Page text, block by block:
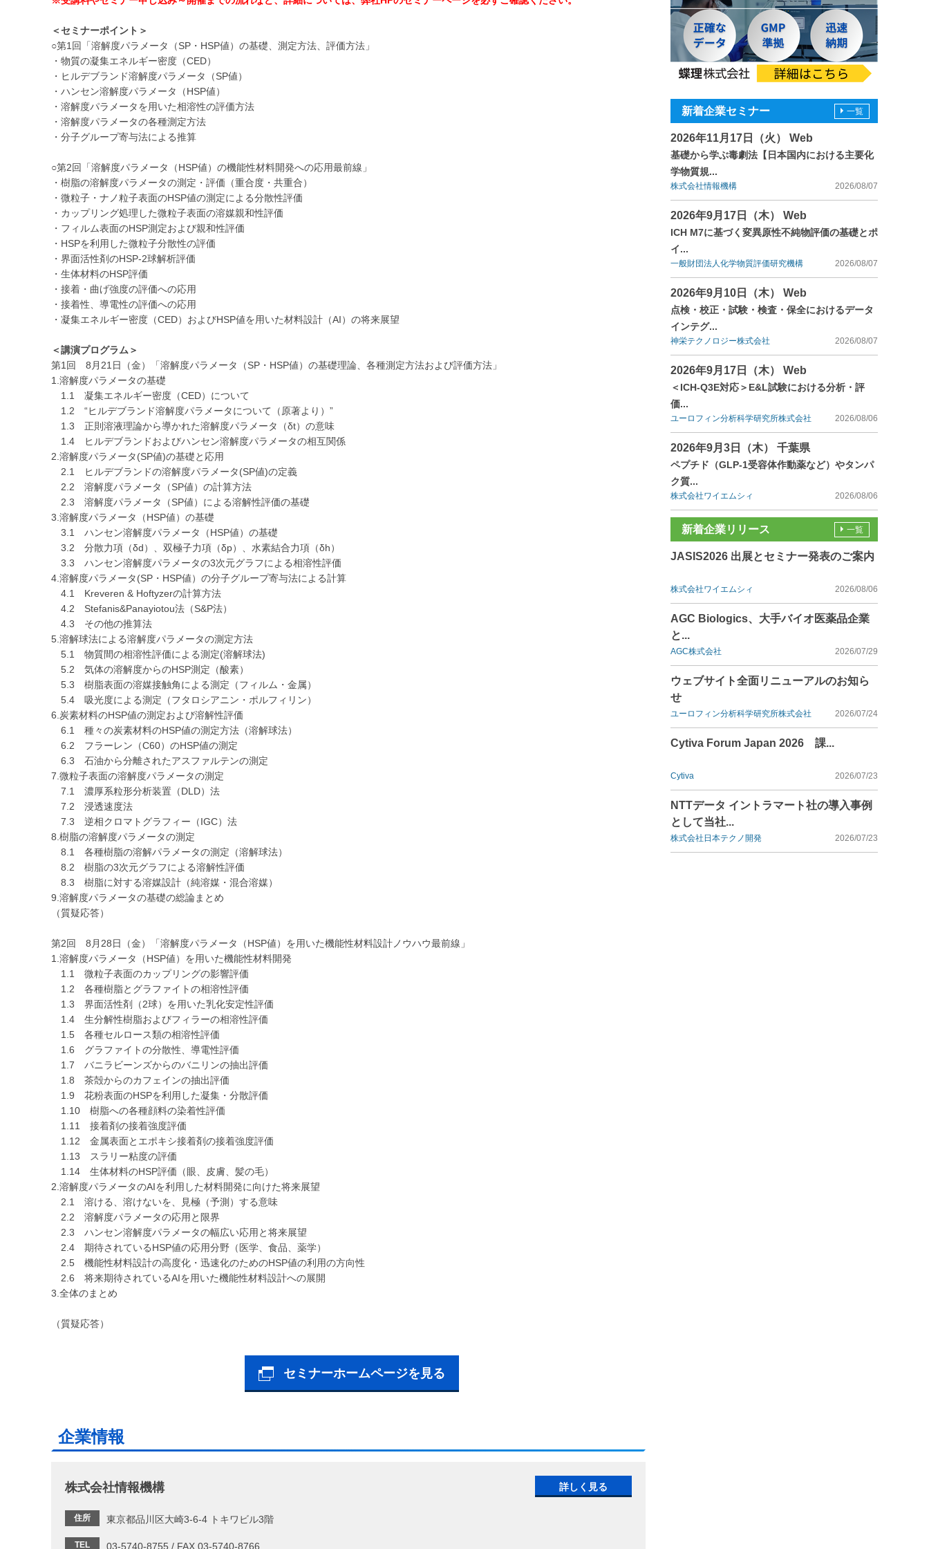
＜セミナーポイント＞
○第1回「溶解度パラメータ（SP・HSP値）の基礎、測定方法、評価方法」
・物質の凝集エネルギー密度（CED）
・ヒルデブランド溶解度パラメータ（SP値）
・ハンセン溶解度パラメータ（HSP値）
・溶解度パラメータを用いた相溶性の評価方法
・溶解度パラメータの各種測定方法
・分子グループ寄与法による推算
○第2回「溶解度パラメータ（HSP値）の機能性材料開発への応用最前線」
・樹脂の溶解度パラメータの測定・評価（重合度・共重合）
・微粒子・ナノ粒子表面のHSP値の測定による分散性評価
・カップリング処理した微粒子表面の溶媒親和性評価
・フィルム表面のHSP測定および親和性評価
・HSPを利用した微粒子分散性の評価
・界面活性剤のHSP-2球解析評価
・生体材料のHSP評価
・接着・曲げ強度の評価への応用
・接着性、導電性の評価への応用
・凝集エネルギー密度（CED）およびHSP値を用いた材料設計（AI）の将来展望
＜講演プログラム＞
第1回 8月21日（金）「溶解度パラメータ（SP・HSP値）の基礎理論、各種測定方法および評価方法」
1.溶解度パラメータの基礎
1.1 凝集エネルギー密度（CED）について
1.2 “ヒルデブランド溶解度パラメータについて（原著より）”
1.3 正則溶液理論から導かれた溶解度パラメータ（δt）の意味
1.4 ヒルデブランドおよびハンセン溶解度パラメータの相互関係
2.溶解度パラメータ(SP値)の基礎と応用
2.1 ヒルデブランドの溶解度パラメータ(SP値)の定義
2.2 溶解度パラメータ（SP値）の計算方法
2.3 溶解度パラメータ（SP値）による溶解性評価の基礎
3.溶解度パラメータ（HSP値）の基礎
3.1 ハンセン溶解度パラメータ（HSP値）の基礎
3.2 分散力項（δd）、双極子力項（δp）、水素結合力項（δh）
3.3 ハンセン溶解度パラメータの3次元グラフによる相溶性評価
4.溶解度パラメータ(SP・HSP値）の分子グループ寄与法による計算
4.1 Kreveren & Hoftyzerの計算方法
4.2 Stefanis&Panayiotou法（S&P法）
4.3 その他の推算法
5.溶解球法による溶解度パラメータの測定方法
5.1 物質間の相溶性評価による測定(溶解球法)
5.2 気体の溶解度からのHSP測定（酸素）
5.3 樹脂表面の溶媒接触角による測定（フィルム・金属）
5.4 吸光度による測定（フタロシアニン・ポルフィリン）
6.炭素材料のHSP値の測定および溶解性評価
6.1 種々の炭素材料のHSP値の測定方法（溶解球法）
6.2 フラーレン（C60）のHSP値の測定
6.3 石油から分離されたアスファルテンの測定
7.微粒子表面の溶解度パラメータの測定
7.1 濃厚系粒形分析装置（DLD）法
7.2 浸透速度法
7.3 逆相クロマトグラフィー（IGC）法
8.樹脂の溶解度パラメータの測定
8.1 各種樹脂の溶解パラメータの測定（溶解球法）
8.2 樹脂の3次元グラフによる溶解性評価
8.3 樹脂に対する溶媒設計（純溶媒・混合溶媒）
9.溶解度パラメータの基礎の総論まとめ
（質疑応答）
第2回 8月28日（金）「溶解度パラメータ（HSP値）を用いた機能性材料設計ノウハウ最前線」
1.溶解度パラメータ（HSP値）を用いた機能性材料開発
1.1 微粒子表面のカップリングの影響評価
1.2 各種樹脂とグラファイトの相溶性評価
1.3 界面活性剤（2球）を用いた乳化安定性評価
1.4 生分解性樹脂およびフィラーの相溶性評価
1.5 各種セルロース類の相溶性評価
1.6 グラファイトの分散性、導電性評価
1.7 バニラビーンズからのバニリンの抽出評価
1.8 茶殻からのカフェインの抽出評価
1.9 花粉表面のHSPを利用した凝集・分散評価
1.10 樹脂への各種顔料の染着性評価
1.11 接着剤の接着強度評価
1.12 金属表面とエポキシ接着剤の接着強度評価
1.13 スラリー粘度の評価
1.14 生体材料のHSP評価（眼、皮膚、髪の毛）
2.溶解度パラメータのAIを利用した材料開発に向けた将来展望
2.1 溶ける、溶けないを、見極（予測）する意味
2.2 溶解度パラメータの応用と限界
2.3 ハンセン溶解度パラメータの幅広い応用と将来展望
2.4 期待されているHSP値の応用分野（医学、食品、薬学）
2.5 機能性材料設計の高度化・迅速化のためのHSP値の利用の方向性
2.6 将来期待されているAIを用いた機能性材料設計への展開
3.全体のまとめ
（質疑応答）
セミナーホームページを見る
企業情報
株式会社情報機構
住所 東京都品川区大崎3-6-4 トキワビル3階
TEL 03-5740-8755 / FAX 03-5740-8766
詳しく見る
新着企業セミナー
2026年11月17日（火） Web
基礎から学ぶ毒劇法【日本国内における主要化
学物質規...
株式会社情報機構 2026/08/07
2026年9月17日（木） Web
ICH M7に基づく変異原性不純物評価の基礎とポ
イ...
一般財団法人化学物質評価研究機構 2026/08/07
2026年9月10日（木） Web
点検・校正・試験・検査・保全におけるデータ
インテグ...
神栄テクノロジー株式会社 2026/08/07
2026年9月17日（木） Web
＜ICH-Q3E対応＞E&L試験における分析・評
価...
ユーロフィン分析科学研究所株式会社 2026/08/06
2026年9月3日（木） 千葉県
ペプチド（GLP-1受容体作動薬など）やタンパ
ク質...
株式会社ワイエムシィ 2026/08/06
一覧
新着企業リリース
JASIS2026 出展とセミナー発表のご案内
株式会社ワイエムシィ 2026/08/06
AGC Biologics、大手バイオ医薬品企業
と...
AGC株式会社 2026/07/29
ウェブサイト全面リニューアルのお知ら
せ
ユーロフィン分析科学研究所株式会社 2026/07/24
Cytiva Forum Japan 2026 課...
Cytiva 2026/07/23
NTTデータ イントラマート社の導入事例
として当社...
株式会社日本テクノ開発 2026/07/23
一覧